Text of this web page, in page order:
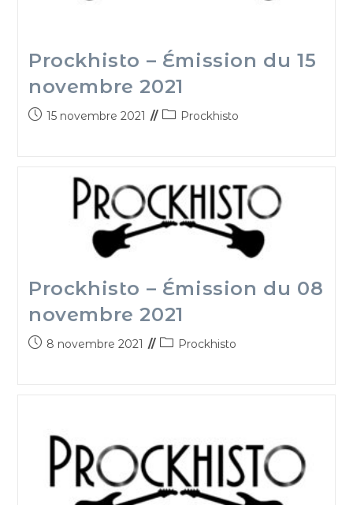
Prockhisto – Émission du 15
novembre 2021
15 novembre 2021 Prockhisto
Prockhisto – Émission du 08
novembre 2021
8 novembre 2021 Prockhisto